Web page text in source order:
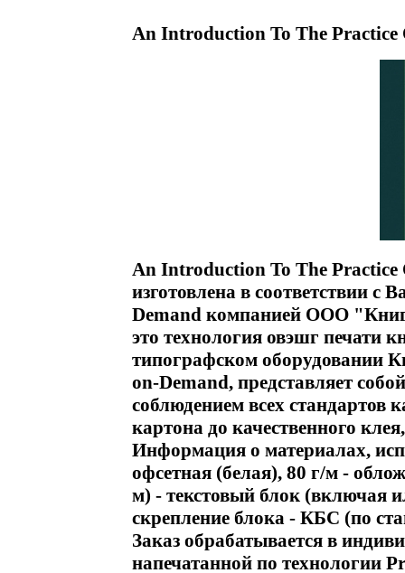
An Introduction To The Practice
An Introduction To The Practice
изготовлена в соответствии
Demand компанией ООО
это технология овэшг печати
типографском оборудовании
on-Demand, представляет
соблюдением всех стандартов
картона до качественного
Информация о материалах,
офсетная (белая), 80 г/м -
м) - текстовый блок (включая
скрепление блока - КБС (по
Заказ обрабатывается в
напечатанной по технологии